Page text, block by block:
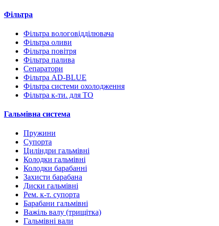
Фільтра
Фільтра вологовідділювача
Фільтра оливи
Фільтра повітря
Фільтра палива
Сепаратори
Фільтра AD-BLUE
Фільтра системи охолодження
Фільтра к-ти. для ТО
Гальмівна система
Пружини
Супорта
Циліндри гальмівні
Колодки гальмівні
Колодки барабанні
Захисти барабана
Диски гальмівні
Рем. к-т. супорта
Барабани гальмівні
Важіль валу (трищітка)
Гальмівні вали